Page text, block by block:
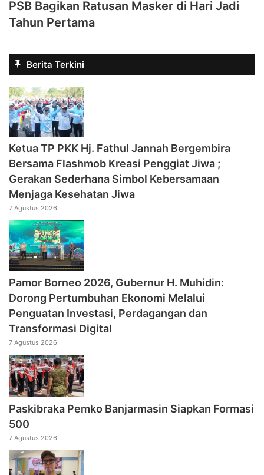
PSB Bagikan Ratusan Masker di Hari Jadi
Tahun Pertama
Berita Terkini
‎Ketua TP PKK Hj. Fathul Jannah Bergembira
Bersama Flashmob Kreasi Penggiat Jiwa ;
Gerakan Sederhana Simbol Kebersamaan
Menjaga Kesehatan Jiwa
7 Agustus 2026
Pamor Borneo 2026, Gubernur H. Muhidin:
Dorong Pertumbuhan Ekonomi Melalui
Penguatan Investasi, Perdagangan dan
Transformasi Digital
7 Agustus 2026
Paskibraka Pemko Banjarmasin Siapkan Formasi
500
7 Agustus 2026